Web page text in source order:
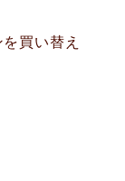
買い替え